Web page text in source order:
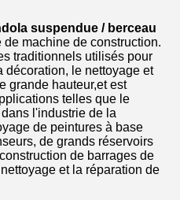
suspendue / berceau
machine de construction.
traditionnels utilisés pour
décoration, le nettoyage et
grande hauteur,et est
telles que le
l'industrie de la
de peintures à base
de grands réservoirs
de barrages de
et la réparation de